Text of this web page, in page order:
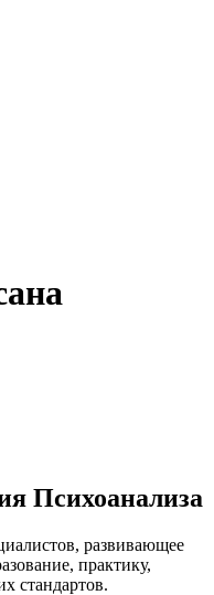
Психоанализа
развивающее
практику,
стандартов.